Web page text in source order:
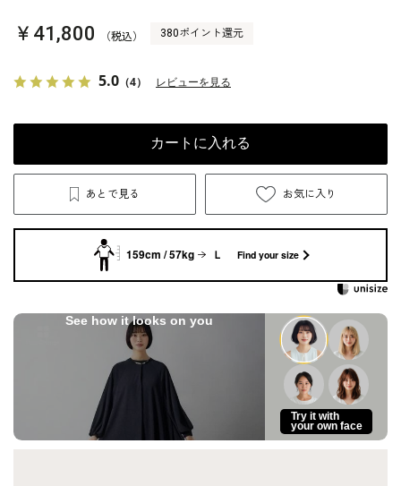
￥41,800 （税込） 380ポイント還元
5.0 （4） レビューを見る
カートに入れる
あとで見る お気に入り
159cm / 57kg Ｌ Find your size
See how it looks on you
Try it with
your own face